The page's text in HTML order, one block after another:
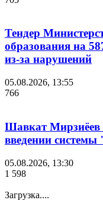
Тендер
образования на
из-за нарушений
05.08.2026, 13:55
766
Шавкат Мирзиёев
введении
05.08.2026, 13:30
1 598
Загрузка....